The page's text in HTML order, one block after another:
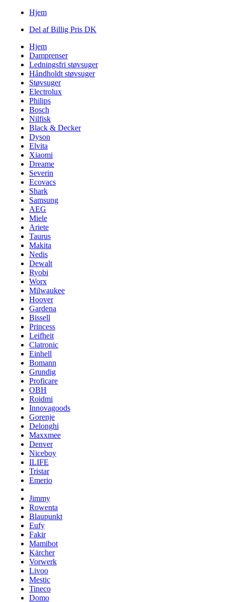
Hjem
Del af Billig Pris DK
Hjem
Damprenser
Ledningsfri støvsuger
Håndholdt støvsuger
Støvsuger
Electrolux
Philips
Bosch
Nilfisk
Black & Decker
Dyson
Elvita
Xiaomi
Dreame
Severin
Ecovacs
Shark
Samsung
AEG
Miele
Ariete
Taurus
Makita
Nedis
Dewalt
Ryobi
Worx
Milwaukee
Hoover
Gardena
Bissell
Princess
Leifheit
Clatronic
Einhell
Bomann
Grundig
Proficare
OBH
Roidmi
Innovagoods
Gorenje
Delonghi
Maxxmee
Denver
Niceboy
ILIFE
Tristar
Emerio
Jimmy
Rowenta
Blaupunkt
Eufy
Fakir
Mamibot
Kärcher
Vorwerk
Livoo
Mestic
Tineco
Domo